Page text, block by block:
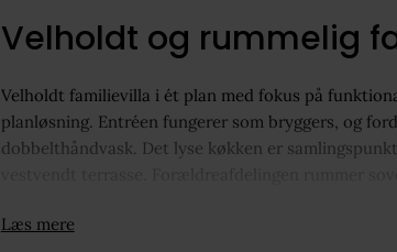
Velholdt og rummelig
Velholdt familievilla i ét plan med fokus på
planløsning. Entréen fungerer som bryggers, og
dobbelthåndvask. Det lyse køkken er
Læs mere